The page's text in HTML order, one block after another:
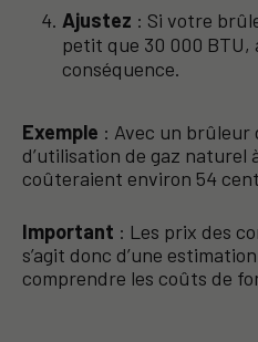
Ajustez : Si votre
petit que 30 000 BTU,
conséquence.
Exemple : Avec un brûleur
d’utilisation de gaz naturel
coûteraient environ 54
Important : Les prix des
s’agit donc d’une
comprendre les coûts de